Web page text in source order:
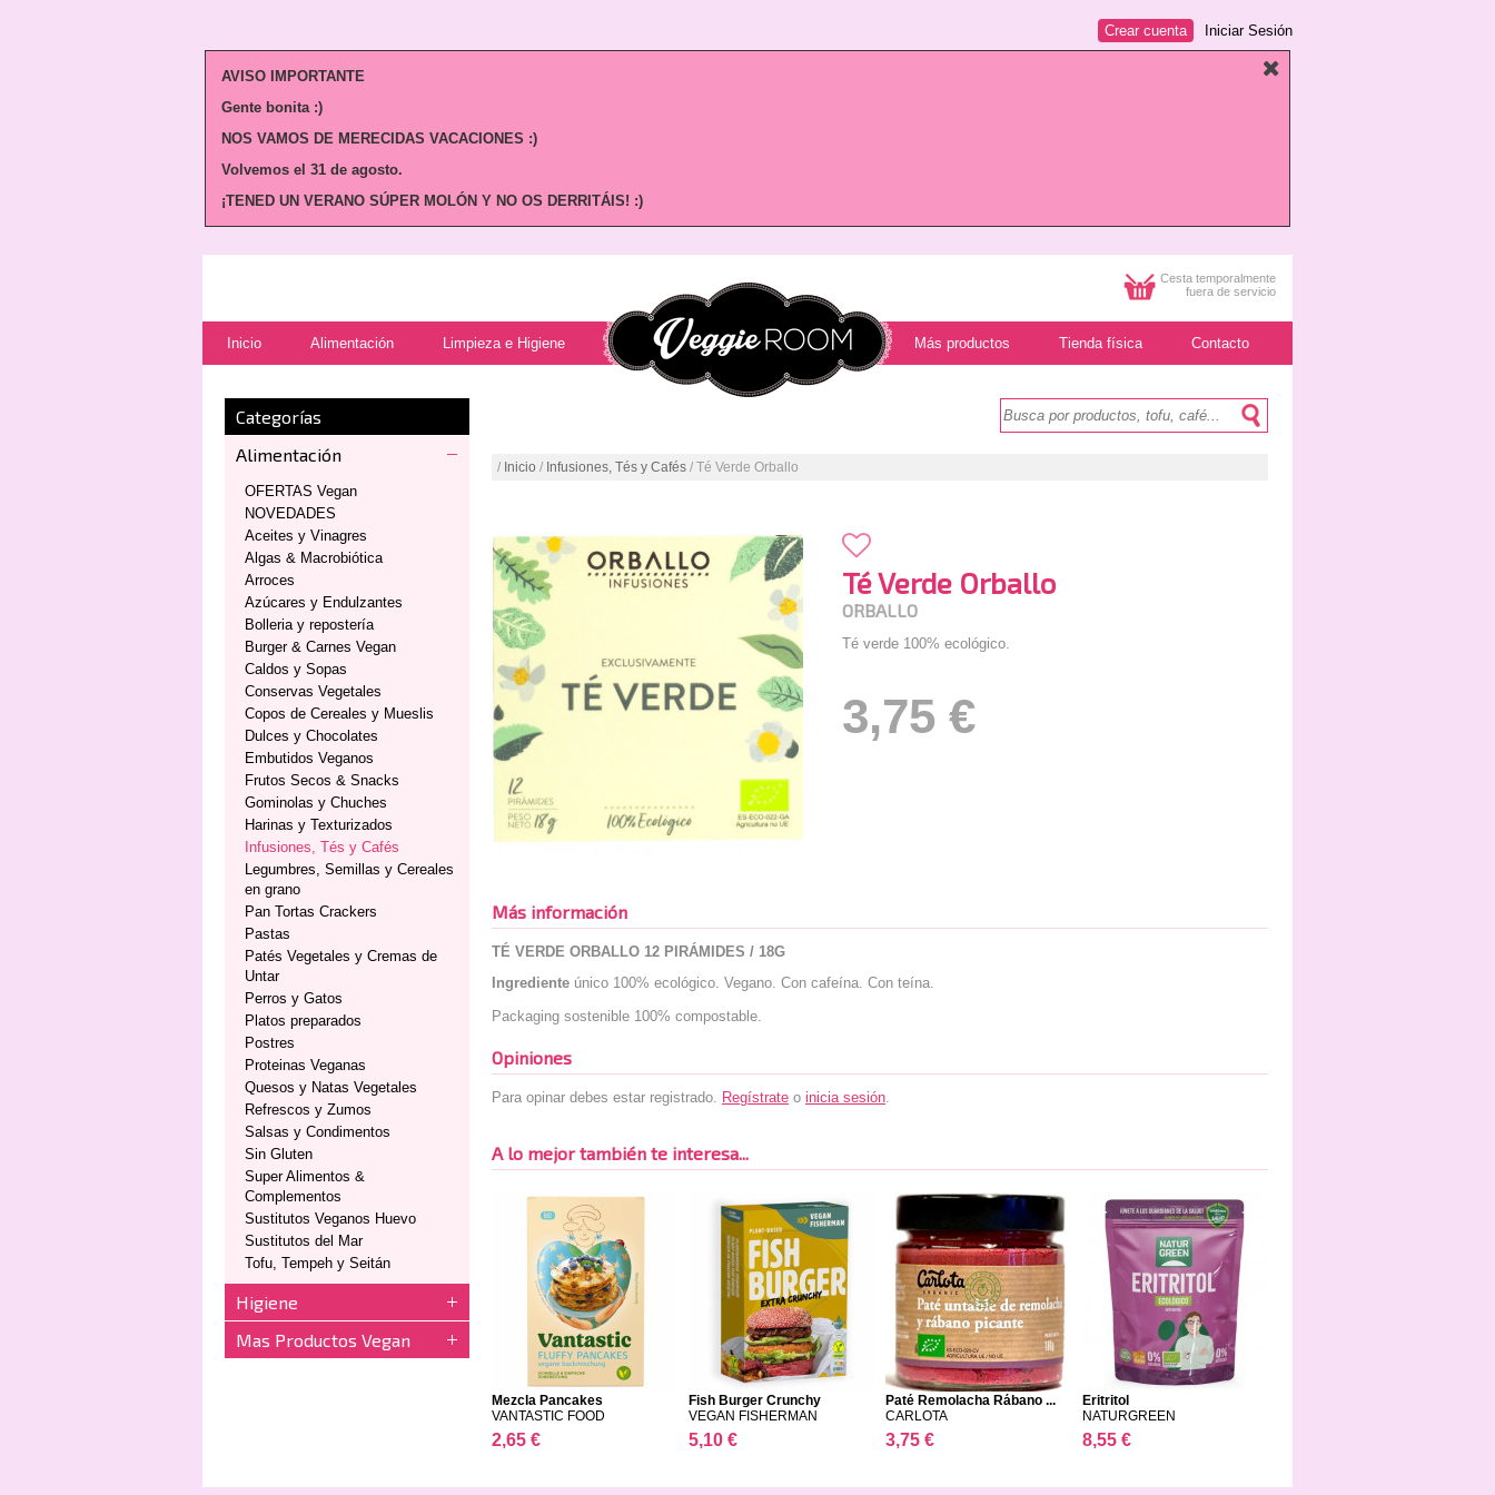
Iniciar Sesión
Crear cuenta
AVISO IMPORTANTE
Gente bonita :)
NOS VAMOS DE MERECIDAS VACACIONES :)
Volvemos el 31 de agosto.
¡TENED UN VERANO SÚPER MOLÓN Y NO OS DERRITÁIS! :)
Cesta temporalmente
fuera de servicio
Inicio Alimentación Limpieza e Higiene Más productos Tienda física Contacto
Categorías
Alimentación
OFERTAS Vegan
NOVEDADES
Aceites y Vinagres
Algas & Macrobiótica
Arroces
Azúcares y Endulzantes
Bolleria y repostería
Burger & Carnes Vegan
Caldos y Sopas
Conservas Vegetales
Copos de Cereales y Mueslis
Dulces y Chocolates
Embutidos Veganos
Frutos Secos & Snacks
Gominolas y Chuches
Harinas y Texturizados
Infusiones, Tés y Cafés
Legumbres, Semillas y Cereales
en grano
Pan Tortas Crackers
Pastas
Patés Vegetales y Cremas de
Untar
Perros y Gatos
Platos preparados
Postres
Proteinas Veganas
Quesos y Natas Vegetales
Refrescos y Zumos
Salsas y Condimentos
Sin Gluten
Super Alimentos &
Complementos
Sustitutos Veganos Huevo
Sustitutos del Mar
Tofu, Tempeh y Seitán
Higiene
Mas Productos Vegan
/ Inicio / Infusiones, Tés y Cafés / Té Verde Orballo
Té Verde Orballo
ORBALLO
Té verde 100% ecológico.
3,75 €
Más información
TÉ VERDE ORBALLO 12 PIRÁMIDES / 18G
Ingrediente único 100% ecológico. Vegano. Con cafeína. Con teína.
Packaging sostenible 100% compostable.
Opiniones
Para opinar debes estar registrado. Regístrate o inicia sesión.
A lo mejor también te interesa...
Mezcla Pancakes
VANTASTI...
VANTASTIC FOOD
2,65 €
Fish Burger Crunchy
VEGAN FISHERMAN
5,10 €
Paté Remolacha Rábano ...
CARLOTA
3,75 €
Eritritol
NATURGREEN
8,55 €